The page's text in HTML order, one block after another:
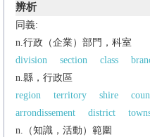
辨析
同義:
n.行政（企業）部門，科室
division
section class
n.縣，行政區
region
territory shire
arrondissement
district
n.（知識，活動）範圍